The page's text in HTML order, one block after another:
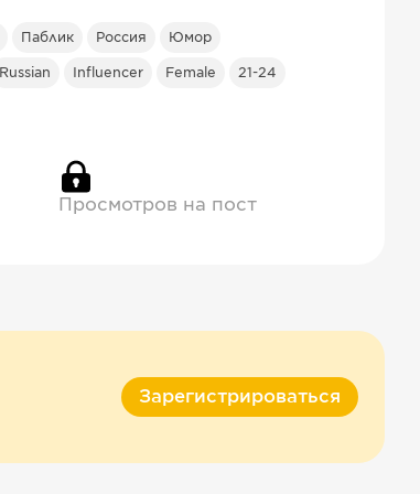
Паблик Россия Юмор
Russian Influencer Female 21-24
Просмотров на пост
Зарегистрироваться